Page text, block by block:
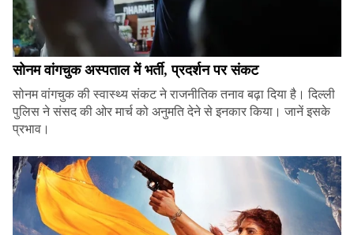
सोनम वांगचुक अस्पताल में भर्ती, प्रदर्शन पर संकट
सोनम वांगचुक की स्वास्थ्य संकट ने राजनीतिक तनाव बढ़ा दिया है। दिल्ली
पुलिस ने संसद की ओर मार्च को अनुमति देने से इनकार किया। जानें इसके
प्रभाव।